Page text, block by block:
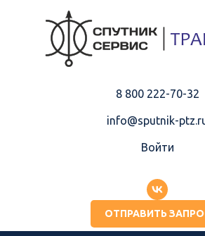
8 800 222-70-32
info@sputnik-
Войти
ОТПРАВИТЬ